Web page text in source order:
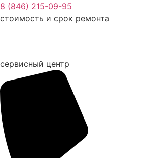
Перейти
к
8 (846) 215-09-95
стоимость и срок ремонта
сервисный центр